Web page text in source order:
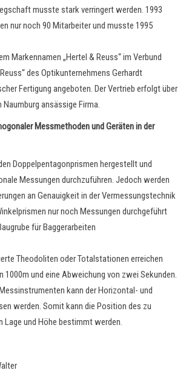
musste stark verringert werden. 1993
nur noch 90 Mitarbeiter und musste 1995
Markennamen „Hertel & Reuss“ im Verbund
des Optikunternehmens Gerhardt
Fertigung angeboten. Der Vertrieb erfolgt über
ansässige Firma.
Messmethoden und Geräten in der
Doppelpentagonprismen hergestellt und
Messungen durchzuführen. Jedoch werden
an Genauigkeit in der Vermessungstechnik
nur noch Messungen durchgeführt
für Baggerarbeiten
Theodoliten oder Totalstationen erreichen
1000m und eine Abweichung von zwei Sekunden.
kann der Horizontal- und
werden. Somit kann die Position des zu
Lage und Höhe bestimmt werden.